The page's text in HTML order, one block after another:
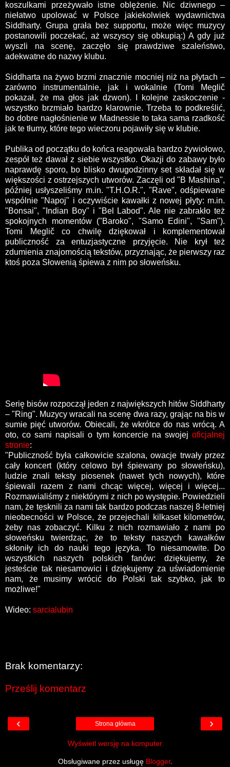
koszulkami przeżywało istne oblężenie. Nic dziwnego –
niełatwo upolować w Polsce jakiekolwiek wydawnictwa
Siddharty. Grupa grała bez supportu, może więc muzycy
postanowili poczekać, aż wszyscy się obkupią:) A gdy już
wyszli na scenę, zaczęło się prawdziwe szaleństwo,
adekwatne do nazwy klubu.
Siddharta na żywo brzmi znacznie mocniej niż na płytach –
zarówno instrumentalnie, jak i wokalnie (Tomi Meglič
pokazał, że ma głos jak dzwon). I kolejne zaskoczenie -
wszystko brzmiało bardzo klarownie. Trzeba to podkreślić,
bo dobre nagłośnienie w Madnessie to taka sama rzadkość
jak te tłumy, które tego wieczoru pojawiły się w klubie.
Publika od początku do końca reagowała bardzo żywiołowo,
zespół też dawał z siebie wszystko. Okazji do zabawy było
naprawdę sporo, bo blisko dwugodzinny set składał się w
większości z ostrzejszych utworów. Zaczęli od "B Mashina",
później usłyszeliśmy m.in. "T.H.O.R.", "Rave", odśpiewane
wspólnie "Napoj" i oczywiście kawałki z nowej płyty: m.in.
"Bonsai", "Indian Boy" i "Bel Labod". Ale nie zabrakło też
spokojnych momentów ("Baroko", "Samo Edini", "Sam").
Tomi Meglič co chwilę dziękował i komplementował
publiczność za entuzjastyczne przyjęcie. Nie krył też
zdumienia znajomością tekstów, przyznając, że pierwszy raz
ktoś poza Słowenią śpiewa z nim po słoweńsku.
Serię bisów rozpoczął jeden z największych hitów Siddharty
– "Ring". Muzycy wracali na scenę dwa razy, grając na bis w
sumie pięć utworów. Obiecali, że wkrótce do nas wrócą. A
oto, co sami napisali o tym koncercie na swojej oficjalnej
stronie:
"Publiczność była całkowicie szalona, owacje trwały przez
cały koncert (który celowo był śpiewany po słoweńsku),
ludzie znali teksty piosenek (nawet tych nowych), które
śpiewali razem z nami chcąc więcej, więcej i więcej...
Rozmawialiśmy z niektórymi z nich po występie. Powiedzieli
nam, że tęsknili za nami tak bardzo podczas naszej 8-letniej
nieobecności w Polsce, że przejechali kilkaset kilometrów,
żeby nas zobaczyć. Kilku z nich rozmawiało z nami po
słoweńsku twierdząc, że to teksty naszych kawałków
skłoniły ich do nauki tego języka. To niesamowite. Do
wszystkich naszych polskich fanów: dziękujemy, że
jesteście tak niesamowici i dziękujemy za uświadomienie
nam, że musimy wrócić do Polski tak szybko, jak to
możliwe!"
Wideo: sarcialubin
Brak komentarzy:
Prześlij komentarz
‹ ›
Strona główna
Wyświetl wersję na komputer
Obsługiwane przez usługę Blogger.